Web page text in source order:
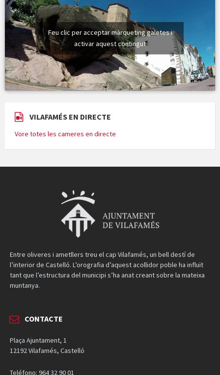
Feu clic per acceptar màrqueting galetes i
activar aquest contingut
VILAFAMÉS EN DIRECTE
Vore totes les cameres en directe
Entre oliveres i ametllers treu el cap Vilafamés, un bell destí de
l’interior de Castelló. L’orografia d’aquest acollidor poble ha influït
tant que l’estructura del municipi s’ha anat creant sobre la mateixa
muntanya.
CONTACTE
Plaça Ajuntament, 1
12192 Vilafamés, Castelló
Teléfono: 964 32 90 01